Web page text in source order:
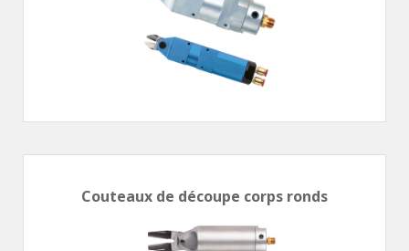
Couteaux de découpe corps ronds